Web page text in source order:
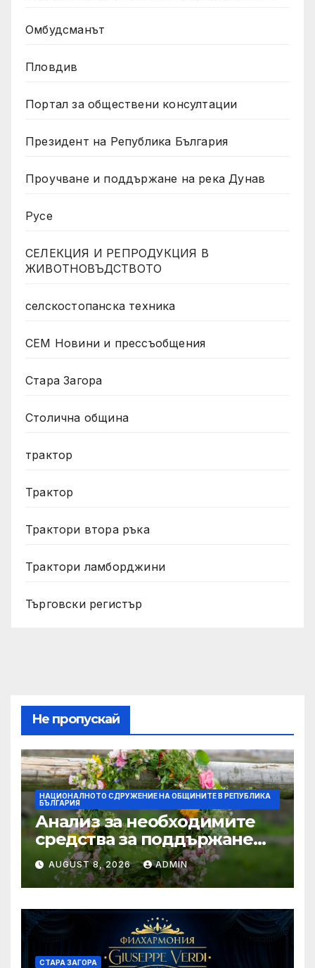
Омбудсманът
Пловдив
Портал за обществени консултации
Президент на Република България
Проучване и поддържане на река Дунав
Русе
СЕЛЕКЦИЯ И РЕПРОДУКЦИЯ В
ЖИВОТНОВЪДСТВОТО
селскостопанска техника
СЕМ Новини и прессъобщения
Стара Загора
Столична община
трактор
Трактор
Трактори втора ръка
Трактори ламборджини
Търговски регистър
Не пропускай
НАЦИОНАЛНОТО СДРУЖЕНИЕ НА ОБЩИНИТЕ В РЕПУБЛИКА
БЪЛГАРИЯ
Анализ за необходимите
средства за поддържане
проводимостта на речните
корита на територията на
България, с цел превенция
на риска от наводнения
AUGUST 8, 2026 ADMIN
СТАРА ЗАГОРА